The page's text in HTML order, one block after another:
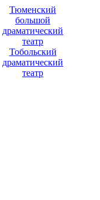
Тюменский
большой
драматический
театр
Тобольский
драматический
театр